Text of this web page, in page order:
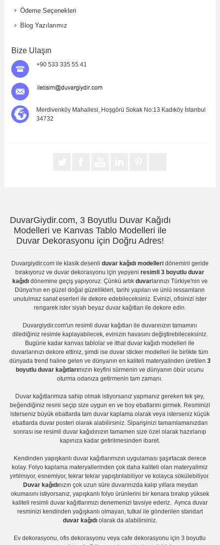
Ödeme Seçenekleri
Blog Yazılarımız
Bize Ulaşın
+90 533 335 55 41
Merdivenköy Mahallesi, Hoşgörü Sokak No:13 Kadıköy İstanbul
34732
DuvarGiydir.com, 3 Boyutlu Duvar Kağıdı
Modelleri ve Kanvas Tablo Modelleri ile
Duvar Dekorasyonu için Doğru Adres!
Duvargiydir.comile klasik desenli duvar kağıdı modelleridönemini geride
bırakıyoruz veduvar dekorasyonu için yepyeniresimli 3 boyutlu duvar
kağıdıdönemine geçiş yapıyoruz. Çünkü artık duvarlarınızı Türkiye'nin ve
Dünya'nın en güzel doğal güzellikleri, tarihi yapıları ve ünlü ressamların
unutulmaz sanat eserleri ile dekore edebileceksiniz. Evinizi, ofisinizi ister
rengarek ister siyah beyaz duvar kağıtlarıile dekore edin.
Duvargiydir.com'unresimli duvar kağıtları ile duvarınızın tamamını
dilediğiniz resimle kaplayabilecek, evinizin havasını değiştirebileceksiniz.
Bugüne kadar kanvas tablo lar veithal duvar kağıdı modelleri ile
duvarlarınızı dekore ettiniz, şimdi iseduvar sticker modelleri ile birlikte tüm
dünyada trend haline gelen ve dünyanın en kaliteli materyalinden üretilen 3
boyutlu duvar kağıtlarımızın keyfini sürmenin ve dünyanın öbür ucunu
oturma odanıza getirmenin tam zamanı.
Duvar kağıtlarımıza sahip olmak istiyorsanız yapmanız gereken tek şey,
beğendiğiniz resmi seçip size uygun en ve boy ebatlarını girmek. Resminizi
isterseniz büyük ebatlarda tam duvar kaplamaolarak veya isterseniz küçük
ebatlarda duvar posteri olarak alabilirsiniz. Siparişinizi tamamlamanızdan
sonrası iseresimli duvar kağıdınızın tamamen size özel olarak hazırlanıp
kapınıza kadar getirilmesinden ibaret.
Kendinden yapışkanlı duvar kağıtlarımızın uygulamasışaşırtacak derece
kolay. Folyo kaplama materyallerinden çok daha kaliteli olanmateryalimiz
yırtılmıyor, esnemiyor, tekrar tekrar yapıştırılabiliyor ve kolayca sökülebiliyor.
Duvar kağıdınızın çok uzun süre duvarınızda kalıp yıllara meydan
okumasını istiyorsanız, yapışkanlı folyoürünlerini bir kenara bırakıp yüksek
kaliteli resimli duvar kağıtlarımızı denemenizi tavsiye ederiz. Ayrıca duvar
resminizi kendinden yağışkanlı olmayan, tutkal ile gönderilen standart
duvar kağıdıolarak da alabilirsiniz.
Ev dekorasyonu,ofis dekorasyonu veyacafe dekorasyonu için3 boyutlu